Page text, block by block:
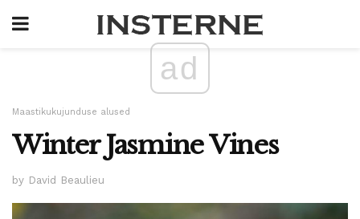
ad
Maastikukujunduse alused
Winter Jasmine Vines
by David Beaulieu